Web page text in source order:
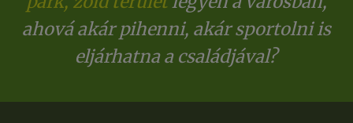
ahová akár pihenni, akár sportolni is
eljárhatna a családjával?